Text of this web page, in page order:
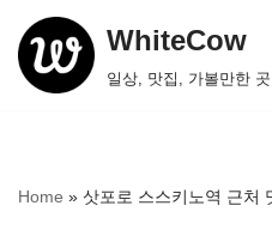
콘
텐
WhiteCow
일상, 맛집, 가볼만한
Home » 삿포로 스스키노역 근처